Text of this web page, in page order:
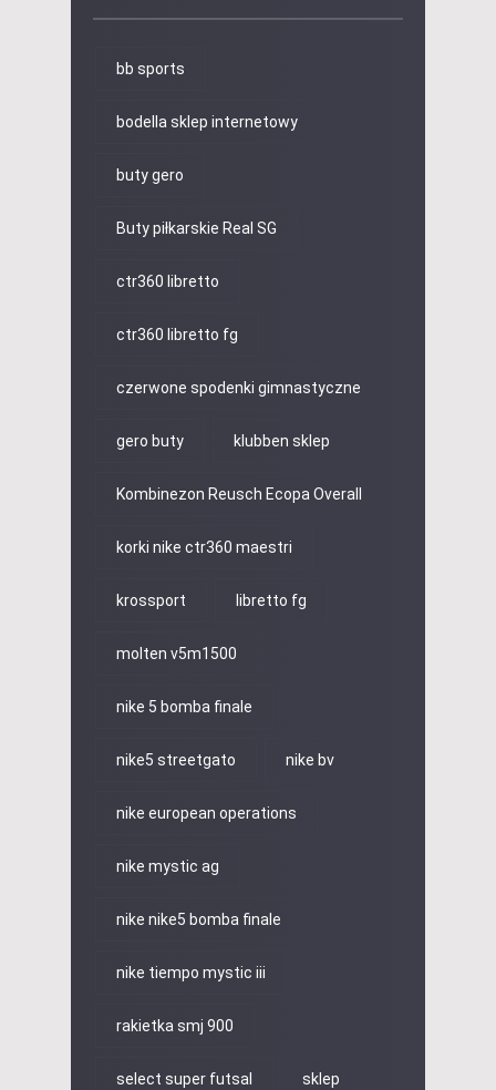
bb sports
bodella sklep internetowy
buty gero
Buty piłkarskie Real SG
ctr360 libretto
ctr360 libretto fg
czerwone spodenki gimnastyczne
gero buty klubben sklep
Kombinezon Reusch Ecopa Overall
korki nike ctr360 maestri
krossport libretto fg
molten v5m1500
nike 5 bomba finale
nike5 streetgato nike bv
nike european operations
nike mystic ag
nike nike5 bomba finale
nike tiempo mystic iii
rakietka smj 900
select super futsal sklep